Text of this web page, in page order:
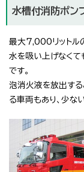
水槽付消防ポン
最大7,000リットル
水を吸い上げなく
です。
泡消火液を放出する
る車両もあり、少な